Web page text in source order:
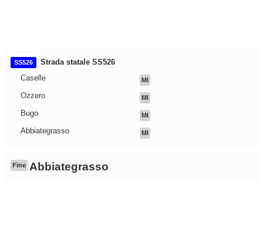
SS526
Strada statale SS526
Caselle
MI
Ozzero MI
Bugo MI
Abbiategrasso MI
Fine Abbiategrasso